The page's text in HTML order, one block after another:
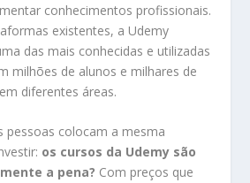
conhecimentos profissionais.
existentes, a Udemy
das mais conhecidas e utilizadas
milhões de alunos e milhares de
diferentes áreas.
pessoas colocam a mesma
os cursos da Udemy são
a pena? Com preços que